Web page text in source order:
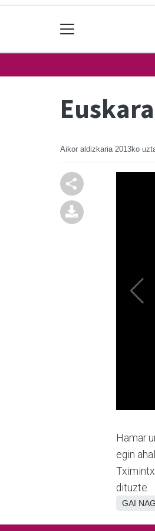
Aikor aldizkaria 2013ko
Hamar
egin
dituzte.
GAI